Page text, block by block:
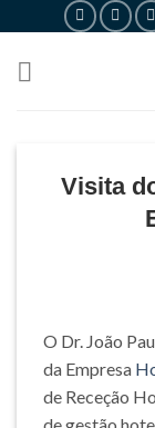
content
Visita
O Dr. João
da Empresa
de Receção